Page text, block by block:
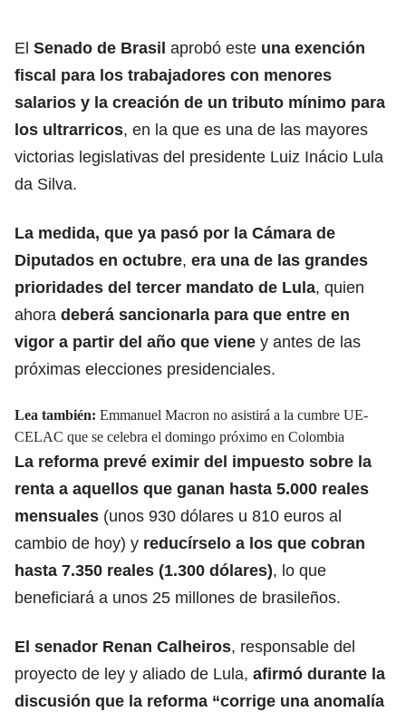
El Senado de Brasil aprobó este una exención
fiscal para los trabajadores con menores
salarios y la creación de un tributo mínimo para
los ultrarricos, en la que es una de las mayores
victorias legislativas del presidente Luiz Inácio Lula
da Silva.
La medida, que ya pasó por la Cámara de
Diputados en octubre, era una de las grandes
prioridades del tercer mandato de Lula, quien
ahora deberá sancionarla para que entre en
vigor a partir del año que viene y antes de las
próximas elecciones presidenciales.
Lea también: Emmanuel Macron no asistirá a la cumbre UE-
CELAC que se celebra el domingo próximo en Colombia
La reforma prevé eximir del impuesto sobre la
renta a aquellos que ganan hasta 5.000 reales
mensuales (unos 930 dólares u 810 euros al
cambio de hoy) y reducírselo a los que cobran
hasta 7.350 reales (1.300 dólares), lo que
beneficiará a unos 25 millones de brasileños.
El senador Renan Calheiros, responsable del
proyecto de ley y aliado de Lula, afirmó durante la
discusión que la reforma “corrige una anomalía